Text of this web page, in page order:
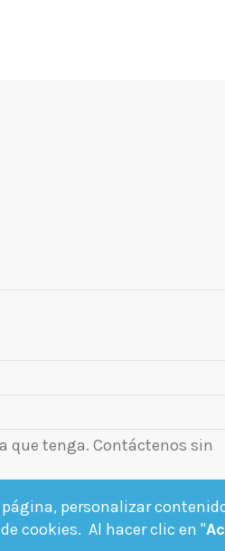
que tenga. Contáctenos sin
personalizar
cookies. Al hacer clic en "